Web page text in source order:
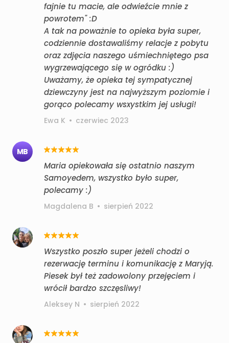
fajnie tu macie, ale odwieźcie mnie z
powrotem" :D
A tak na poważnie to opieka była super,
codziennie dostawaliśmy relacje z pobytu
oraz zdjęcia naszego uśmiechniętego psa
wygrzewającego się w ogródku :)
Uważamy, że opieka tej sympatycznej
dziewczyny jest na najwyższym poziomie i
gorąco polecamy wsxystkim jej usługi!
Ewa K • czerwiec 2023
MB
Maria opiekowała się ostatnio naszym
Samoyedem, wszystko było super,
polecamy :)
Magdalena B • sierpień 2022
Wszystko poszło super jeżeli chodzi o
rezerwację terminu i komunikację z Maryją.
Piesek był też zadowolony przejęciem i
wrócił bardzo szczęsliwy!
Aleksey N • sierpień 2022